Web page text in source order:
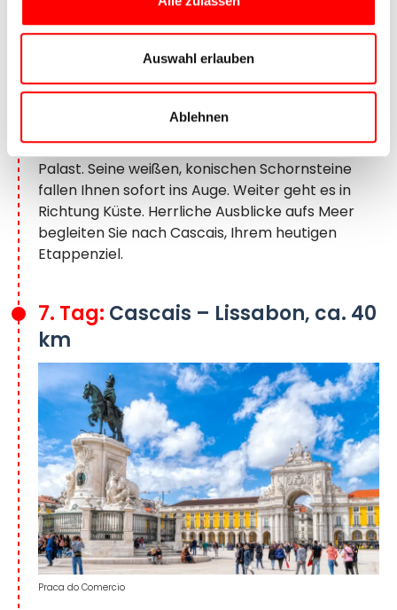
Auswahl erlauben
Ablehnen
Am Morgen geht es per Transfer nach Sintra. Die
Stadt besitzt durch seine jahrhundertealten
Flair. Wahrzeichen der Stadt ist der Palácio
Nacional de Sintra, ein ehemaliger königlicher
Palast. Seine weißen, konischen Schornsteine
fallen Ihnen sofort ins Auge. Weiter geht es in
Richtung Küste. Herrliche Ausblicke aufs Meer
begleiten Sie nach Cascais, Ihrem heutigen
Etappenziel.
Palácio Nacional da Pena in Sintra
7. Tag: Cascais – Lissabon, ca. 40
km
Praca do Comercio